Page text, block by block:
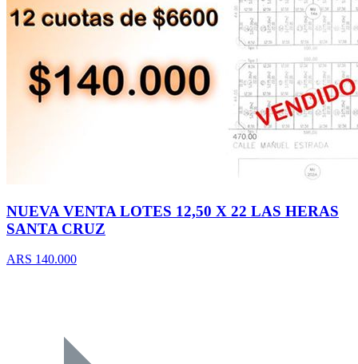
NUEVA VENTA LOTES 12,50 X 22 LAS HERAS
SANTA CRUZ
ARS 140.000